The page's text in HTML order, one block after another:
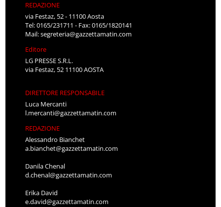
REDAZIONE
via Festaz, 52 - 11100 Aosta
Tel: 0165/231711 - Fax: 0165/1820141
Mail:segreteria@gazzettamatin.com
Editore
LG PRESSE S.R.L.
via Festaz, 52 11100 AOSTA
DIRETTORE RESPONSABILE
Luca Mercanti
l.mercanti@gazzettamatin.com
REDAZIONE
Alessandro Bianchet
a.bianchet@gazzettamatin.com
Danila Chenal
d.chenal@gazzettamatin.com
Erika David
e.david@gazzettamatin.com